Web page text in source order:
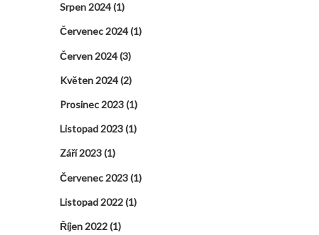
Srpen 2024(1)
Červenec 2024(1)
Červen 2024(3)
Květen 2024(2)
Prosinec 2023(1)
Listopad 2023(1)
Září 2023(1)
Červenec 2023(1)
Listopad 2022(1)
Říjen 2022(1)